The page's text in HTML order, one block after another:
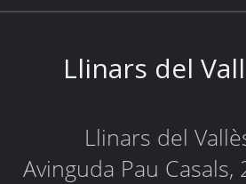
Llinars del
Llinars del
Avinguda Pau Casals,